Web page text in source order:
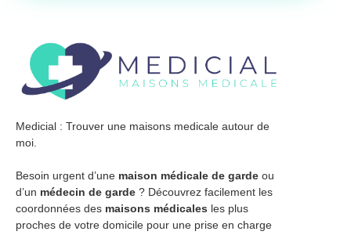
Medicial : Trouver une maisons medicale autour de
moi.
Besoin urgent d’une maison médicale de garde ou
d’un médecin de garde ? Découvrez facilement les
coordonnées des maisons médicales les plus
proches de votre domicile pour une prise en charge